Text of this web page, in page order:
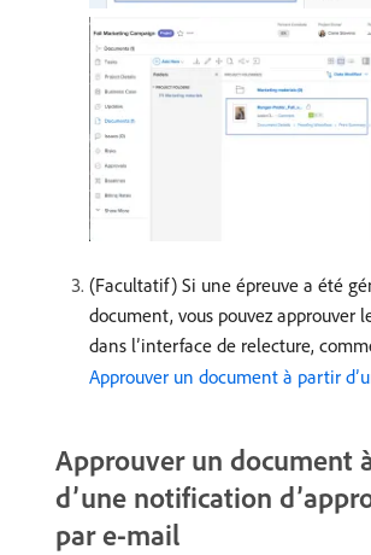
(Facultatif) Si une épreuve a été
document, vous pouvez approuver
dans l’interface de relecture,
Approuver un document à partir
Approuver un document
d’une notification
par e-mail